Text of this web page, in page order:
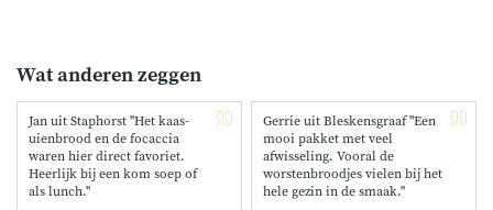
Wat anderen zeggen
Jan uit Staphorst "Het kaas-
uienbrood en de focaccia
waren hier direct favoriet.
Heerlijk bij een kom soep of
als lunch."
Gerrie uit Bleskensgraaf "Een
mooi pakket met veel
afwisseling. Vooral de
worstenbroodjes vielen bij het
hele gezin in de smaak."